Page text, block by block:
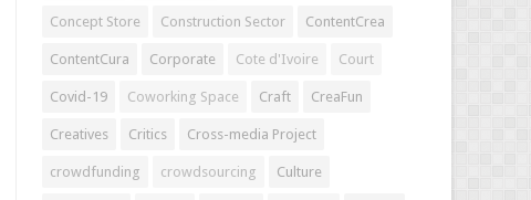
Concept Store Construction Sector ContentCrea
ContentCura Corporate Cote d'Ivoire Court
Covid-19 Coworking Space Craft CreaFun
Creatives Critics Cross-media Project
crowdfunding crowdsourcing Culture